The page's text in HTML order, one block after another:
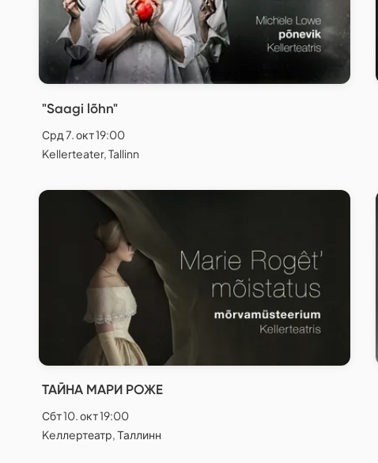
"Saagi lõhn"
Срд 7. окт 19:00
Kellerteater, Tallinn
ТАЙНА МАРИ РОЖЕ
Сбт 10. окт 19:00
Keллeртеатр, Таллинн